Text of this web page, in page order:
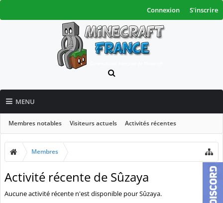
Connexion S'inscrire
MENU
Membres notables Visiteurs actuels Activités récentes
Nouveaux messages de profil
Membres
Activité récente de Sûzaya
Aucune activité récente n'est disponible pour Sûzaya.